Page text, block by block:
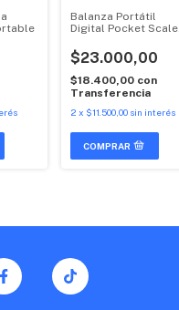
Balanza Portátil
Digital Pocket Scale
$23.000,00
$18.400,00 con
Transferencia
2 x $11.500,00 sin interés